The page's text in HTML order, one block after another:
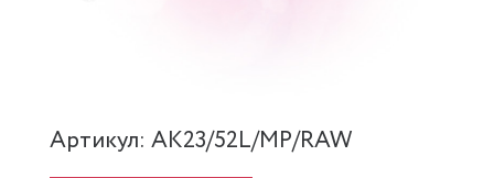
Артикул: AK23/52L/MP/RAW